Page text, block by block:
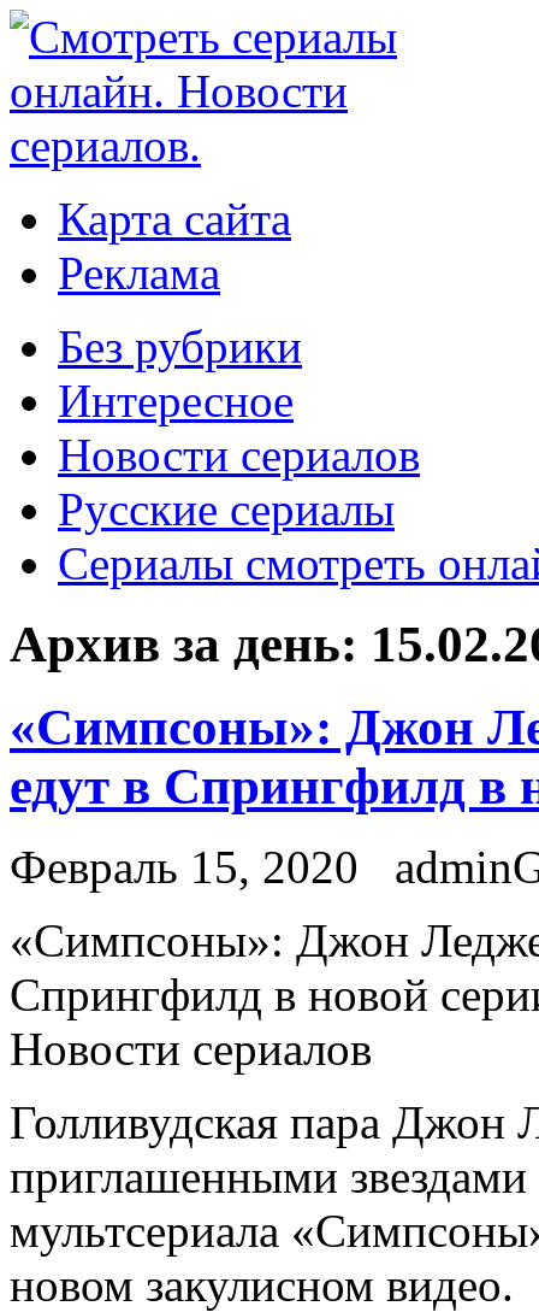
Карта сайта
Реклама
Без рубрики
Интересное
Новости сериалов
Русские сериалы
Сериалы смотреть
Архив за день:
«Симпсоны»: Джон
едут в Спрингфилд в
Февраль 15, 2020
«Симпсoны»: Джон
Спрингфилд в новой
Новости сериалов
Голливудская пара Джон
приглашенными звездами
мультсериала
новом закулисном видео.